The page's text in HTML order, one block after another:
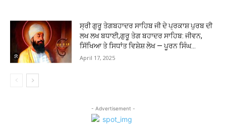
ਸ੍ਰੀ ਗੁਰੂ ਤੇਗਬਹਾਦਰ ਸਾਹਿਬ ਜੀ ਦੇ ਪ੍ਰਕਾਸ਼ ਪੁਰਬ ਦੀ
ਲਖ ਲਖ ਬਧਾਈ,ਗੁਰੂ ਤੇਗ ਬਹਾਦਰ ਸਾਹਿਬ: ਜੀਵਨ,
ਸਿੱਖਿਆ ਤੇ ਸਿਧਾਂਤ ਵਿਸ਼ੇਸ਼ ਲੇਖ — ਪੂਰਨ ਸਿੰਘ...
April 17, 2025
- Advertisement -